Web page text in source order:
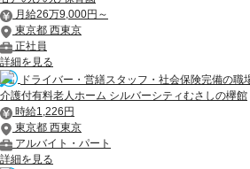
月給26万9,000円～
東京都 西東京
正社員
詳細を見る
ドライバー・営繕スタッフ・社会保険完備の職
介護付有料老人ホーム シルバーシティむさしの欅館
時給1,226円
東京都 西東京
アルバイト・パート
詳細を見る